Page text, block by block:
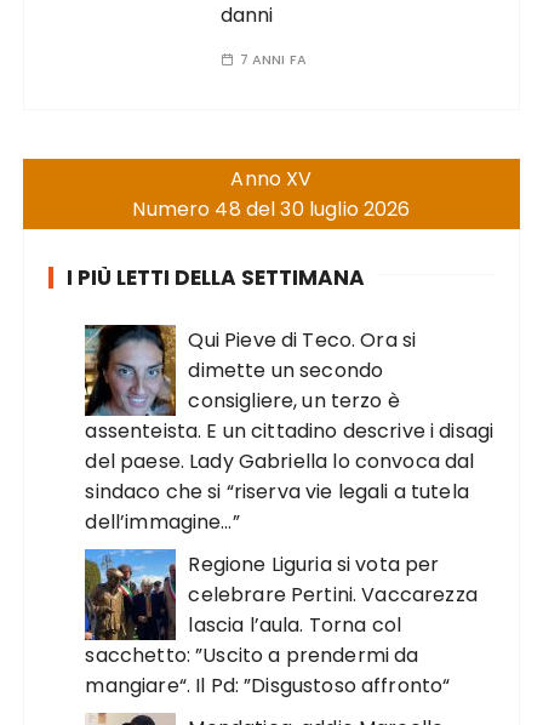
danni
7 ANNI FA
Anno XV
Numero 48 del 30 luglio 2026
I PIÙ LETTI DELLA SETTIMANA
Qui Pieve di Teco. Ora si
dimette un secondo
consigliere, un terzo è
assenteista. E un cittadino descrive i disagi
del paese. Lady Gabriella lo convoca dal
sindaco che si “riserva vie legali a tutela
dell’immagine…”
Regione Liguria si vota per
celebrare Pertini. Vaccarezza
lascia l’aula. Torna col
sacchetto: ”Uscito a prendermi da
mangiare“. Il Pd: ”Disgustoso affronto“